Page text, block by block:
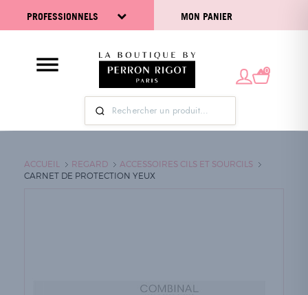
PROFESSIONNELS MON PANIER
0
ACCUEIL REGARD
ACCESSOIRES CILS ET SOURCILS
CARNET DE PROTECTION YEUX